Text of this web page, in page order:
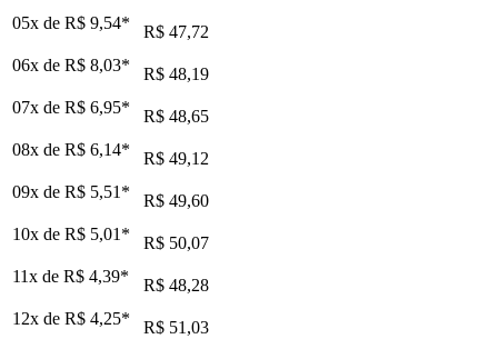
05x de R$ 9,54*
R$ 47,72
06x de R$ 8,03*
R$ 48,19
07x de R$ 6,95*
R$ 48,65
08x de R$ 6,14*
R$ 49,12
09x de R$ 5,51 *
R$ 49,60
10x de R$ 5,01 *
R$ 50,07
11x de R$ 4,39*
R$ 48,28
12x de R$ 4,25* R$ 51,03